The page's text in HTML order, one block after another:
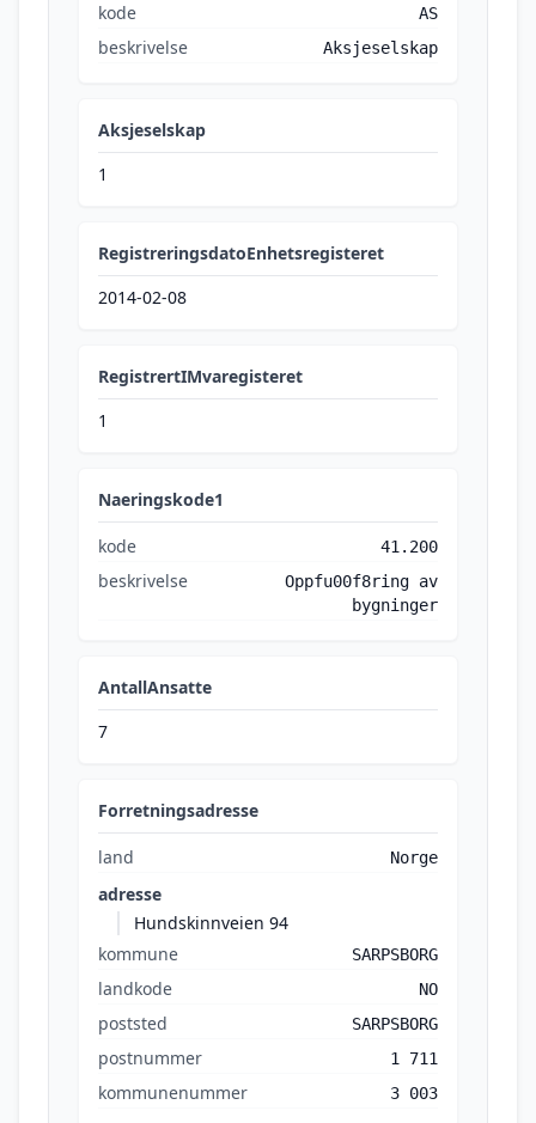
kode AS
beskrivelse Aksjeselskap
Aksjeselskap
1
RegistreringsdatoEnhetsregisteret
2014-02-08
RegistrertIMvaregisteret
1
Naeringskode1
kode 41.200
beskrivelse
Oppfu00f8ring av
bygninger
AntallAnsatte
7
Forretningsadresse
land Norge
adresse
Hundskinnveien 94
kommune
SARPSBORG
landkode NO
poststed SARPSBORG
postnummer 1 711
kommunenummer 3 003